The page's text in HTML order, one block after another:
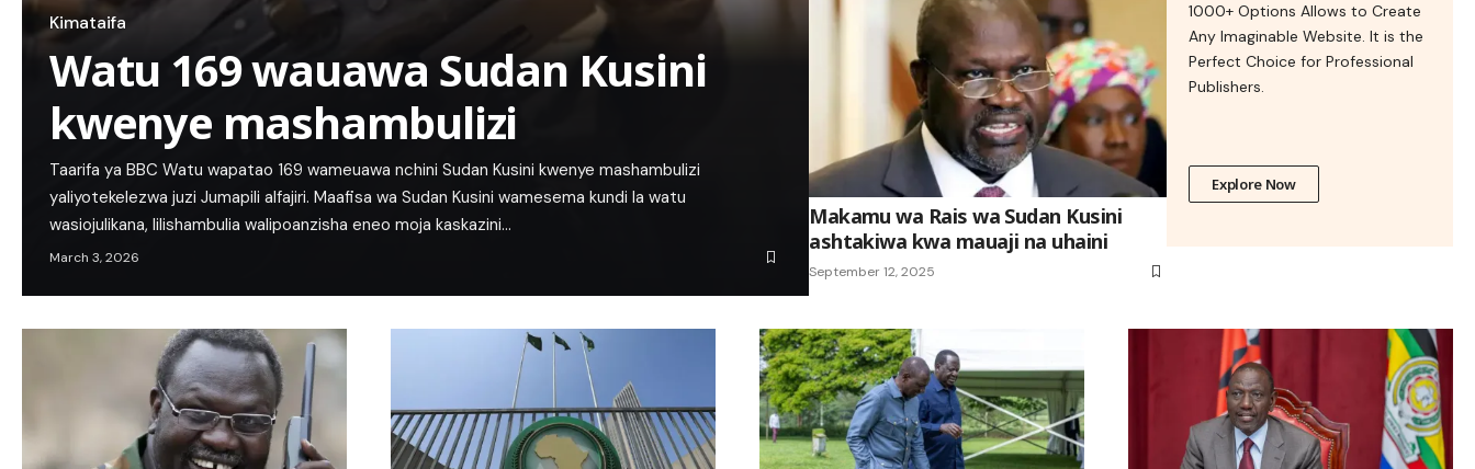
Kimataifa
Watu 169 wauawa Sudan Kusini
kwenye mashambulizi
Taarifa ya BBC Watu wapatao 169 wameuawa nchini Sudan Kusini kwenye mashambulizi
yaliyotekelezwa juzi Jumapili alfajiri. Maafisa wa Sudan Kusini wamesema kundi la watu
wasiojulikana, lilishambulia walipoanzisha eneo moja kaskazini…
March 3, 2026
Makamu wa Rais wa Sudan Kusini
ashtakiwa kwa mauaji na uhaini
September 12, 2025
1000+ Options Allows to Create
Any Imaginable Website. It is the
Perfect Choice for Professional
Publishers.
Explore Now